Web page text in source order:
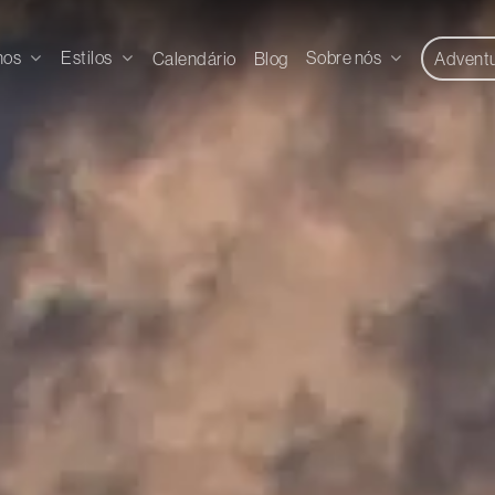
Estilos Calendário Blog Sobre nós